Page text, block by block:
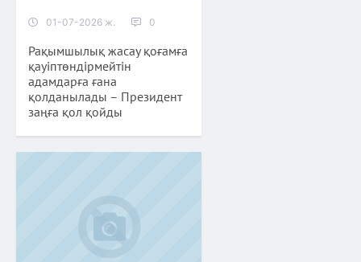
01-07-2026 ж. 0
Рақымшылық жасау қоғамға
қауіптөндірмейтін
адамдарға ғана
қолданылады – Президент
заңға қол қойды